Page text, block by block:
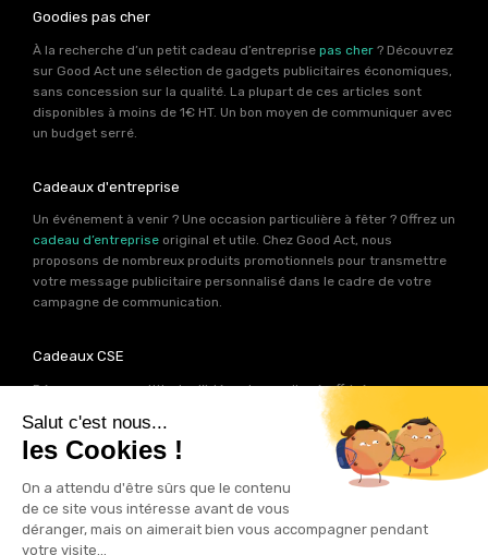
Goodies pas cher
À la recherche d’un petit cadeau d’entreprise pas cher ? Découvrez
sur Good Act une sélection de gadgets publicitaires économiques,
sans concession sur la qualité. La plupart de ces articles sont
disponibles à moins de 1€ HT. Un bon moyen de communiquer avec
un budget serré.
Cadeaux d'entreprise
Un événement à venir ? Une occasion particulière à fêter ? Offrez un
cadeau d’entreprise original et utile. Chez Good Act, nous
proposons de nombreux produits promotionnels pour transmettre
votre message publicitaire personnalisé dans le cadre de votre
campagne de communication.
Cadeaux CSE
Découvrez une multitude d’idées de goodies à offrir à vos
collaborateurs. Les experts produits de Good Act ont déniché pour
votreCSEprès de 2000 références de cadeaux personnalisables.
Autant d’idées potentielles pour trouver le cadeau qui contribuera
Goodies RSE